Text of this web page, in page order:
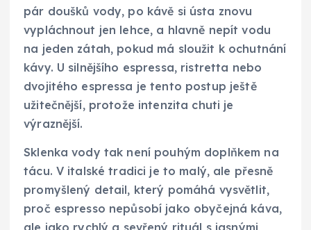
pár doušků vody, po kávě si ústa znovu
vypláchnout jen lehce, a hlavně nepít vodu
na jeden zátah, pokud má sloužit k ochutnání
kávy. U silnějšího espressa, ristret­ta nebo
dvojitého espressa je tento postup ještě
užitečnější, protože intenzita chuti je
výraznější.
Sklenka vody tak není pouhým doplňkem na
tácu. V italské tradici je to malý, ale přesně
promyšlený detail, který pomáhá vysvětlit,
proč espresso nepůsobí jako obyčejná káva,
ale jako rychlý a sevřený rituál s jasnými